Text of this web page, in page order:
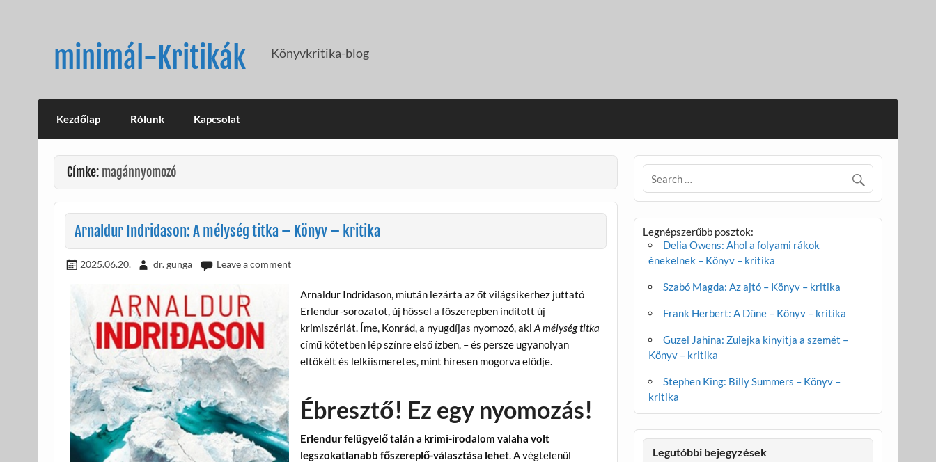
minimál-Kritikák Könyvkritika-blog
Kezdőlap Rólunk Kapcsolat
Címke: magánnyomozó
Arnaldur Indridason: A mélység titka – Könyv – kritika
2025.06.20. dr. gunga Leave a comment
Arnaldur Indridason, miután lezárta az őt világsikerhez juttató
Erlendur-sorozatot, új hőssel a főszerepben indított új
krimiszériát. Íme, Konrád, a nyugdíjas nyomozó, aki A mélység titka
című kötetben lép színre első ízben, – és persze ugyanolyan
eltökélt és lelkiismeretes, mint híresen mogorva elődje.
Ébresztő! Ez egy nyomozás!
Erlendur felügyelő talán a krimi-irodalom valaha volt
legszokatlanabb főszereplő-választása lehet. A végtelenül
Legnépszerűbb posztok:
Delia Owens: Ahol a folyami rákok
énekelnek – Könyv – kritika
Szabó Magda: Az ajtó – Könyv – kritika
Frank Herbert: A Dűne – Könyv – kritika
Guzel Jahina: Zulejka kinyitja a szemét –
Könyv – kritika
Stephen King: Billy Summers – Könyv –
kritika
Legutóbbi bejegyzések